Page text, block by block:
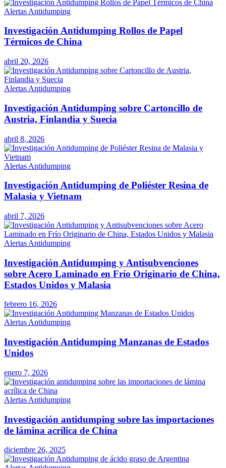
Alertas Antidumping
Investigación Antidumping Rollos de Papel
Térmicos de China
abril 20, 2026
Alertas Antidumping
Investigación Antidumping sobre Cartoncillo de
Austria, Finlandia y Suecia
abril 8, 2026
Alertas Antidumping
Investigación Antidumping de Poliéster Resina de
Malasia y Vietnam
abril 7, 2026
Alertas Antidumping
Investigación Antidumping y Antisubvenciones
sobre Acero Laminado en Frío Originario de China,
Estados Unidos y Malasia
febrero 16, 2026
Alertas Antidumping
Investigación Antidumping Manzanas de Estados
Unidos
enero 7, 2026
Alertas Antidumping
Investigación antidumping sobre las importaciones
de lámina acrílica de China
diciembre 26, 2025